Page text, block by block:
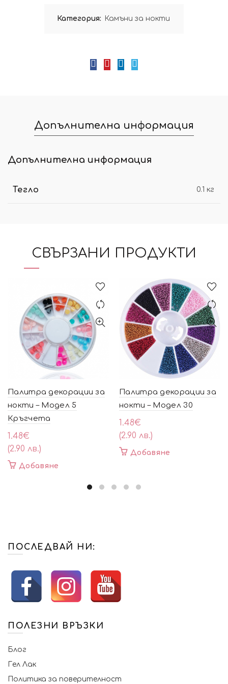
Категория: Камъни за нокти
Допълнителна информация
Допълнителна информация
Тегло 0.1 кг
СВЪРЗАНИ ПРОДУКТИ
Палитра декорации за
нокти – Модел 5
Кръгчета
1.48€
(2.90 лв.)
Добавяне
Палитра декорации за
нокти – Модел 30
1.48€
(2.90 лв.)
Добавяне
ПОСЛЕДВАЙ НИ:
ПОЛЕЗНИ ВРЪЗКИ
Блог
Гел Лак
Политика за поверителност